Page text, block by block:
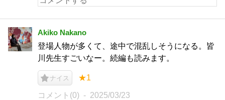
Akiko Nakano
登場人物が多くて、途中で混乱しそうになる。皆
川先生すごいなー。続編も読みます。
ナイス ★1
コメント(0) 2025/03/23